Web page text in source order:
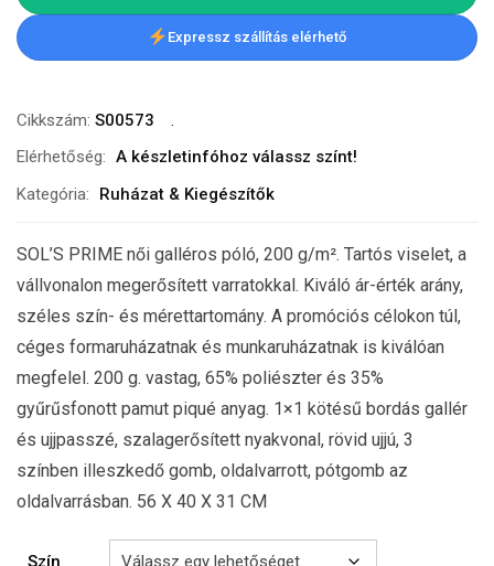
Expressz szállítás elérhető
Cikkszám: S00573
Elérhetőség: A készletinfóhoz válassz színt!
Kategória:
Ruházat & Kiegészítők
SOL’S PRIME női galléros póló, 200 g/m². Tartós viselet, a
vállvonalon megerősített varratokkal. Kiváló ár-érték arány,
széles szín- és mérettartomány. A promóciós célokon túl,
céges formaruházatnak és munkaruházatnak is kiválóan
megfelel. 200 g. vastag, 65% poliészter és 35%
gyűrűsfonott pamut piqué anyag. 1×1 kötésű bordás gallér
és ujjpasszé, szalagerősített nyakvonal, rövid ujjú, 3
színben illeszkedő gomb, oldalvarrott, pótgomb az
oldalvarrásban. 56 X 40 X 31 CM
Szín